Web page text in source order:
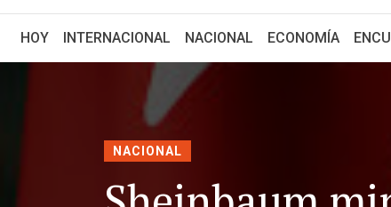
HOY(CURRENT)
INTERNACIONAL NACIONAL ECONOMÍA
NACIONAL